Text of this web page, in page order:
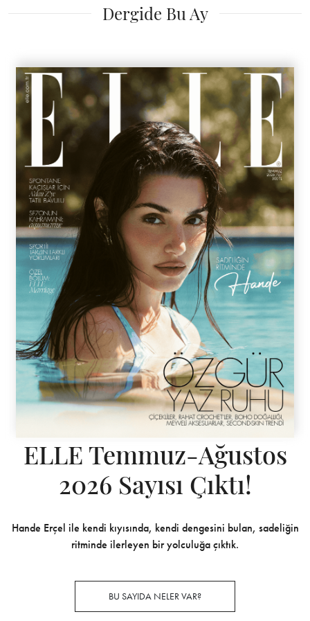
Dergide Bu Ay
ELLE Temmuz-Ağustos
2026 Sayısı Çıktı!
Hande Erçel ile kendi kıyısında, kendi dengesini bulan, sadeliğin
ritminde ilerleyen bir yolculuğa çıktık.
BU SAYIDA NELER VAR?